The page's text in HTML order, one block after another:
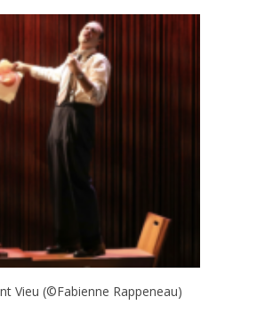
Vieu (©Fabienne Rappeneau)